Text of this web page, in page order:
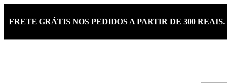
FRETE GRÁTIS NOS PEDIDOS A PARTIR DE 300 REAIS.